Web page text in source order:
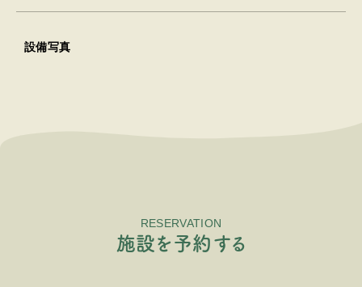
設備写真
RESERVATION
施設を 予約 する